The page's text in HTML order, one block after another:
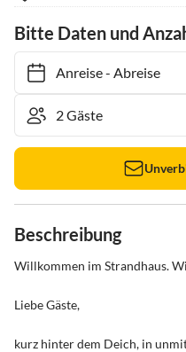
Bitte Daten und
Anreise- Abreise
Beschreibung
Willkommen im Strandhaus.
Liebe Gäste,
kurz hinter dem Deich, in